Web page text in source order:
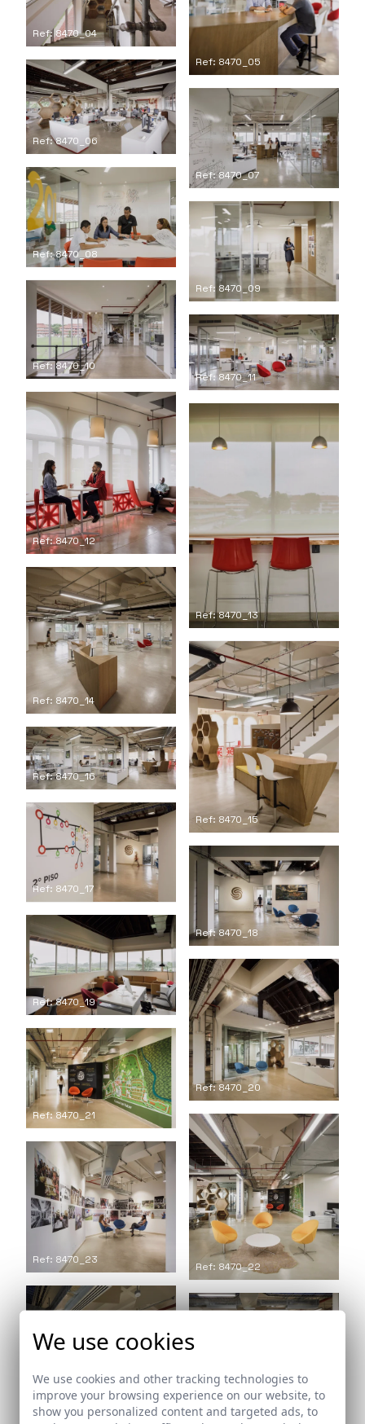
Ref: 8470_04
Ref: 8470_05
Ref: 8470_06
Ref: 8470_07
Ref: 8470_08
Ref: 8470_09
Ref: 8470_10
Ref: 8470_11
Ref: 8470_12
Ref: 8470_13
Ref: 8470_14
Ref: 8470_15
Ref: 8470_16
Ref: 8470_17
Ref: 8470_18
Ref: 8470_19
Ref: 8470_20
Ref: 8470_21
Ref: 8470_22
Ref: 8470_23
Ref: 8470_24
We use cookies
We use cookies and other tracking technologies to
improve your browsing experience on our website, to
show you personalized content and targeted ads, to